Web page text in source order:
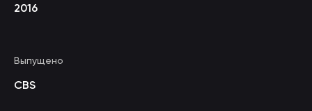
2016
Выпущено
CBS